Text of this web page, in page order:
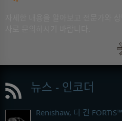
뉴스 - 인코더
Renishaw, 더 긴